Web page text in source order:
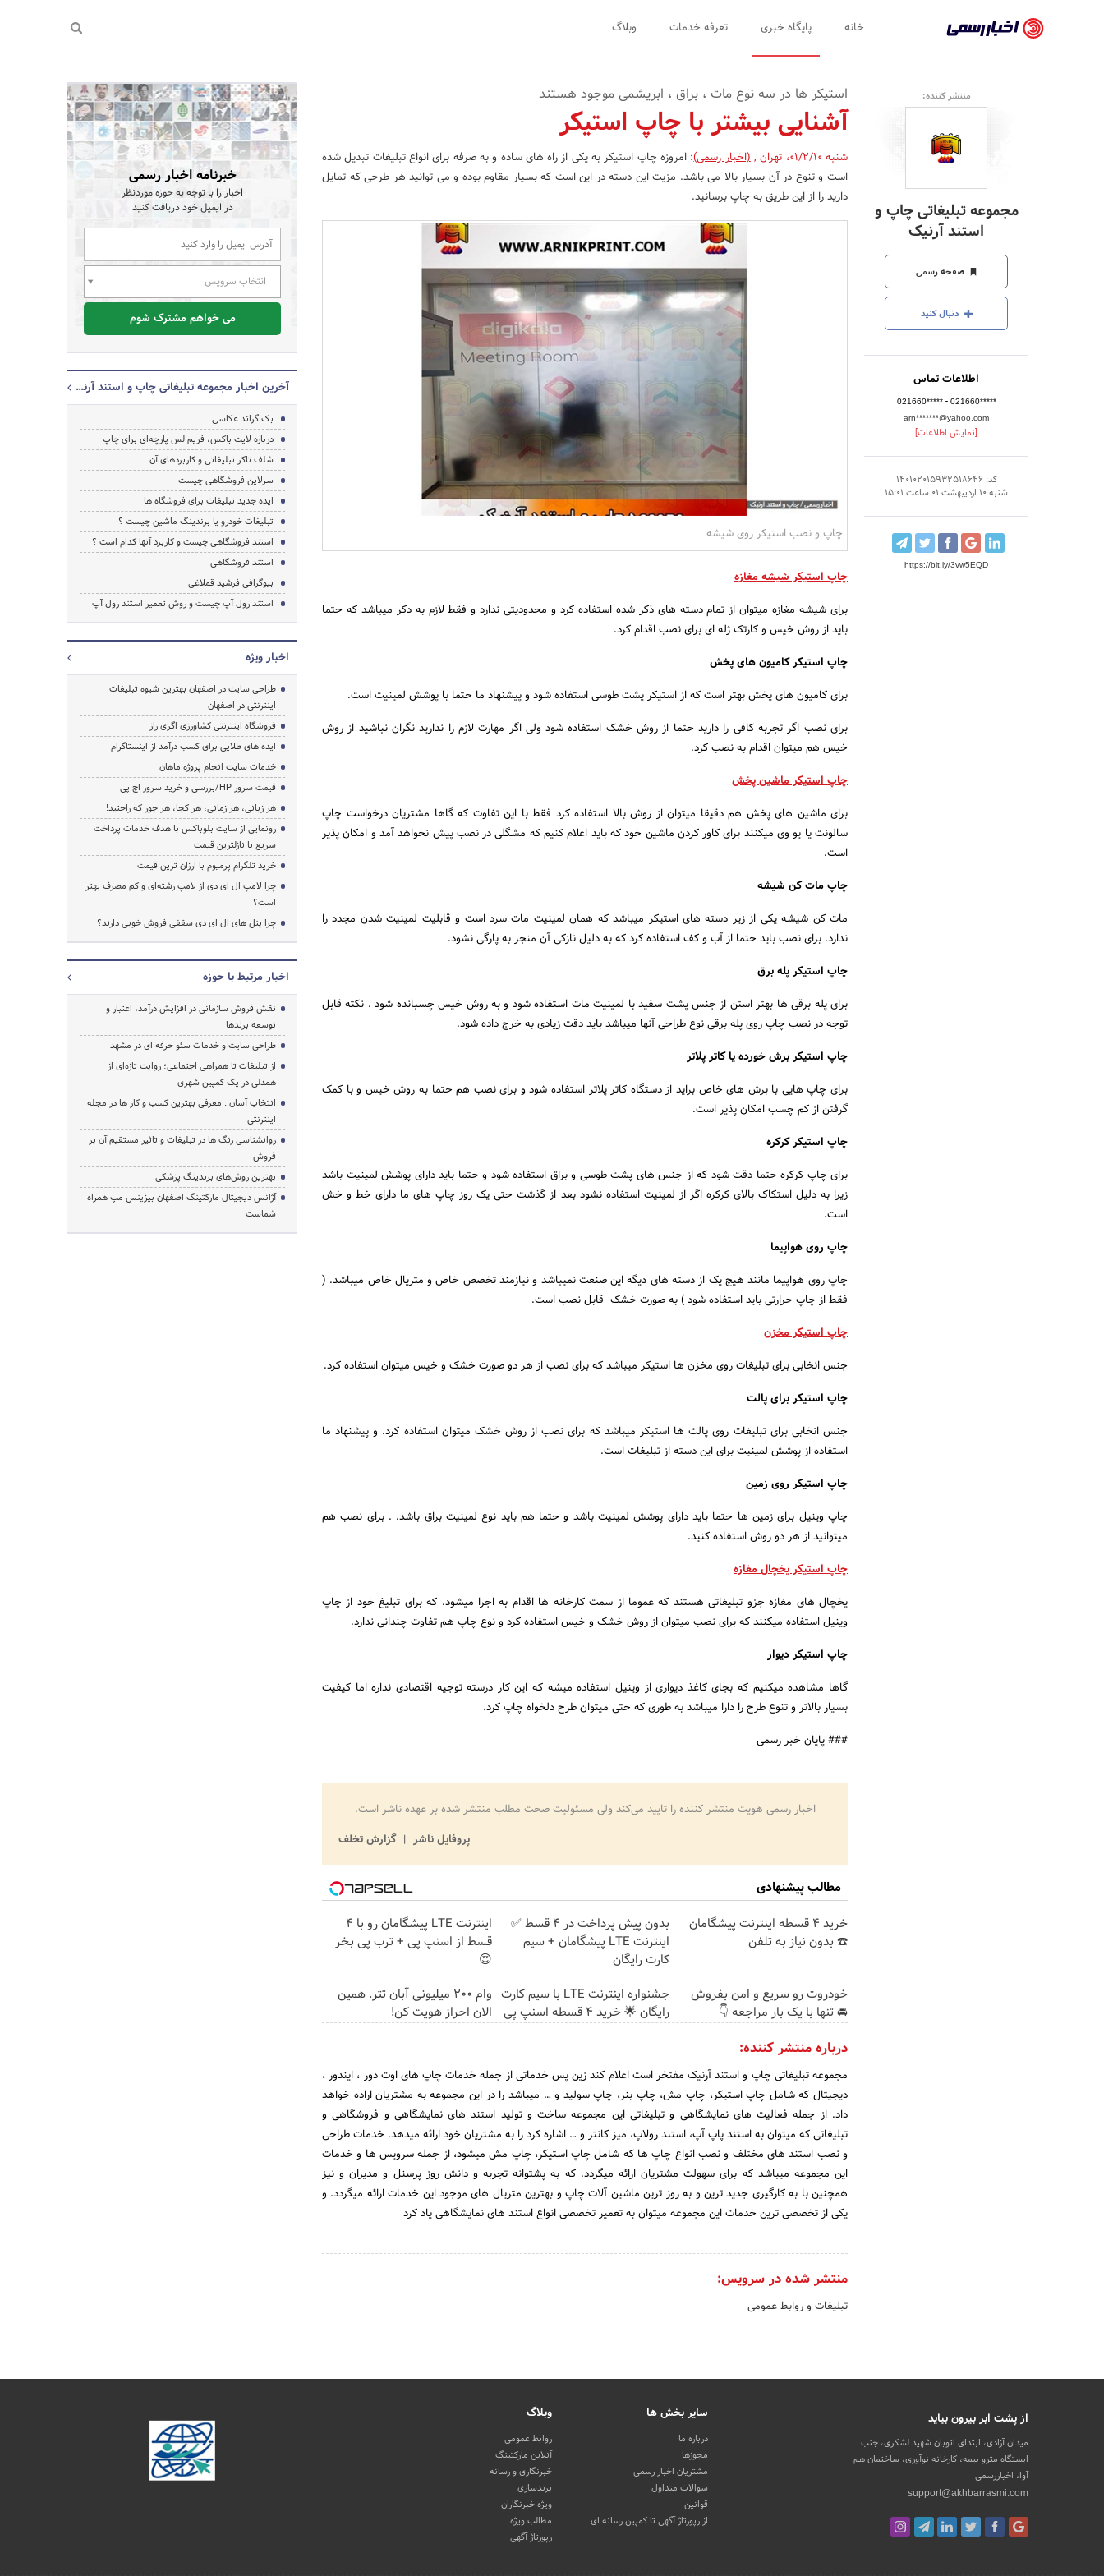
رسمی
-
اخبار
تایید
شده
شرکت‌ها،
سازمان‌ها
و
روابط
عمومی‌ها
خانه پایگاه خبری تعرفه خدمات وبلاگ
جستجو
منتشر کننده:
مجموعه تبلیغاتی چاپ و
استند آرنیک
صفحه رسمی
دنبال کنید
اطلاعات تماس
021660***** - 021660*****
arn*******@yahoo.com
[نمایش اطلاعات]
کد: 140102015932518646
شنبه 10 اردیبهشت 01 ساعت 15:01
https://bit.ly/3vw5EQD
استیکر ها در سه نوع مات ، براق ، ابریشمی موجود هستند
آشنایی بیشتر با چاپ استیکر
شنبه 01/2/10 ، تهران ,(اخبار رسمی): امروزه چاپ استیکر به یکی از راه های ساده و به صرفه برای انواع تبلیغات تبدیل شده
است و تنوع در آن بسیار بالا می باشد. مزیت این دسته در این است که بسیار مقاوم بوده و می توانید هر طرحی که تمایل
دارید را از این طریق به چاپ برسانید.
چاپ و نصب استیکر روی شیشه
چاپ استیکر شیشه مغازه
برای شیشه مغازه میتوان از تمام دسته های ذکر شده استفاده کرد و محدودیتی ندارد و فقط لازم به دکر میباشد که حتما
باید از روش خیس و کارتک ژله ای برای نصب اقدام کرد.
چاپ استیکر کامیون های پخش
برای کامیون های پخش بهتر است که از استیکر پشت طوسی استفاده شود و پیشنهاد ما حتما با پوشش لمینیت است.
برای نصب اگر تجربه کافی را دارید حتما از روش خشک استفاده شود ولی اگر مهارت لازم را ندارید نگران نباشید از روش
خیس هم میتوان اقدام به نصب کرد.
چاپ استیکر ماشین پخش
برای ماشین های پخش هم دقیقا میتوان از روش بالا استفاده کرد فقط با این تفاوت که گاها مشتریان درخواست چاپ
سالونت یا یو وی میکنند برای کاور کردن ماشین خود که باید اعلام کنیم که مشگلی در نصب پیش نخواهد آمد و امکان پذیر
است.
چاپ مات کن شیشه
مات کن شیشه یکی از زیر دسته های استیکر میباشد که همان لمینیت مات سرد است و قابلیت لمینیت شدن مجدد را
ندارد. برای نصب باید حتما از آب و کف استفاده کرد که به دلیل نازکی آن منجر به پارگی نشود.
چاپ استیکر پله برق
برای پله برقی ها بهتر استن از جنس پشت سفید با لمینیت مات استفاده شود و به روش خیس چسبانده شود . نکته قابل
توجه در نصب چاپ روی پله برقی نوع طراحی آنها میباشد باید دقت زیادی به خرج داده شود.
چاپ استیکر برش خورده یا کاتر پلاتر
برای چاپ هایی با برش های خاص براید از دستگاه کاتر پلاتر استفاده شود و برای نصب هم حتما به روش خیس و با کمک
گرفتن از کم چسب امکان پذیر است.
چاپ استیکر کرکره
برای چاپ کرکره حتما دقت شود که از جنس های پشت طوسی و براق استفاده شود و حتما باید دارای پوشش لمینیت باشد
زیرا به دلیل استکاک بالای کرکره اگر از لمینیت استفاده نشود بعد از گذشت حتی یک روز چاپ های ما دارای خط و خش
است.
چاپ روی هواپیما
چاپ روی هواپیما مانند هیچ یک از دسته های دیگه این صنعت نمیباشد و نیازمند تخصص خاص و متریال خاص میباشد. (
فقط از چاپ حرارتی باید استفاده شود ) به صورت خشک قابل نصب است.
چاپ استیکر مخزن
جنس انخابی برای تبلیغات روی مخزن ها استیکر میباشد که برای نصب از هر دو صورت خشک و خیس میتوان استفاده کرد.
چاپ استیکر برای پالت
جنس انخابی برای تبلیغات روی پالت ها استیکر میباشد که برای نصب از روش خشک میتوان استفاده کرد. و پیشنهاد ما
استفاده از پوشش لمینیت برای این دسته از تبلیغات است.
چاپ استیکر روی زمین
چاپ وینیل برای زمین ها حتما باید دارای پوشش لمینیت باشد و حتما هم باید نوع لمینیت براق باشد. . برای نصب هم
میتوانید از هر دو روش استفاده کنید.
چاپ استیکر یخچال مغازه
یخچال های مغازه جزو تبلیغاتی هستند که عموما از سمت کارخانه ها اقدام به اجرا میشود. که برای تبلیغ خود از چاپ
وینیل استفاده میکنند که برای نصب میتوان از روش خشک و خیس استفاده کرد و نوع چاپ هم تفاوت چندانی ندارد.
چاپ استیکر دیوار
گاها مشاهده میکنیم که بجای کاغذ دیواری از وینیل استفاده میشه که این کار درسته توجیه اقتصادی نداره اما کیفیت
بسیار بالاتر و تنوع طرح را دارا میباشد به طوری که حتی میتوان طرح دلخواه چاپ کرد.
### پایان خبر رسمی
اخبار رسمی هویت منتشر کننده را تایید می‌کند ولی مسئولیت صحت مطلب منتشر شده بر عهده ناشر است.
پروفایل ناشر
گزارش تخلف
مطالب پیشنهادی
خرید 4 قسطه اینترنت پیشگامان
☎️ بدون نیاز به تلفن
بدون پیش پرداخت در 4 قسط ✅
اینترنت LTE پیشگامان + سیم
کارت رایگان
اینترنت LTE پیشگامان رو با 4
قسط از اسنپ پی + ترب پی بخر
😍
خودروت رو سریع و امن بفروش
🚘 تنها با یک بار مراجعه 👇
جشنواره اینترنت LTE با سیم کارت
رایگان 🌟 خرید 4 قسطه اسنپ پی
وام 200 میلیونی آبان تتر. همین
الان احراز هویت کن!
درباره منتشر کننده:
مجموعه تبلیغاتی چاپ و استند آرنیک مفتخر است اعلام کند زین پس خدماتی از جمله خدمات چاپ های اوت دور ، ایندور ،
دیجیتال که شامل چاپ استیکر، چاپ مش، چاپ بنر، چاپ سولید و … میباشد را در این مجموعه به مشتریان اراده خواهد
داد. از جمله فعالیت های نمایشگاهی و تبلیغاتی این مجموعه ساخت و تولید استند های نمایشگاهی و فروشگاهی و
تبلیغاتی که میتوان به استند پاپ آپ، استند رولاپ، میز کانتر و … اشاره کرد را به مشتریان خود ارائه میدهد. خدمات طراحی
و نصب استند های مختلف و نصب انواع چاپ ها که شامل چاپ استیکر، چاپ مش میشود، از جمله سرویس ها و خدمات
این مجموعه میباشد که برای سهولت مشتریان ارائه میگردد. که به پشتوانه تجربه و دانش روز پرسنل و مدیران و نیز
همچنین با به کارگیری جدید ترین و به روز ترین ماشین آلات چاپ و بهترین متریال های موجود این خدمات ارائه میگردد. و
یکی از تخصصی ترین خدمات این مجموعه میتوان به تعمیر تخصصی انواع استند های نمایشگاهی یاد کرد
منتشر شده در سرویس:
تبلیغات و روابط عمومی
خبرنامه اخبار رسمی
اخبار را با توجه به حوزه موردنظر
در ایمیل خود دریافت کنید
انتخاب سرویس
می خواهم مشترک شوم
آخرین اخبار مجموعه تبلیغاتی چاپ و استند آرنیک
بک گراند عکاسی
درباره لایت باکس، فریم لس پارچه‌ای برای چاپ
شلف تاکر تبلیغاتی و کاربردهای آن
سرلاین فروشگاهی چیست
ایده جدید تبلیغات برای فروشگاه ها
تبلیغات خودرو یا برندینگ ماشین چیست ؟
استند فروشگاهی چیست و کاربرد آنها کدام است ؟
استند فروشگاهی
بیوگرافی فرشید قملاغی
استند رول آپ چیست و روش تعمیر استند رول آپ
اخبار ویژه
طراحی سایت در اصفهان بهترین شیوه تبلیغات
اینترنتی در اصفهان
فروشگاه اینترنتی کشاورزی اگری راز
ایده های طلایی برای کسب درآمد از اینستاگرام
خدمات سایت انجام پروژه ماهان
قیمت سرور HP/بررسی و خرید سرور اچ پی
هر زبانی، هر زمانی، هر کجا، هر جور که راحتید!
رونمایی از سایت بلوباکس با هدف خدمات پرداخت
سریع با نازلترین قیمت
خرید تلگرام پرمیوم با ارزان ترین قیمت
چرا لامپ ال ای دی از لامپ رشته‌ای و کم مصرف بهتر
است؟
چرا پنل های ال ای دی سقفی فروش خوبی دارند؟
اخبار مرتبط با حوزه
نقش فروش سازمانی در افزایش درآمد، اعتبار و
توسعه برندها
طراحی سایت و خدمات سئو حرفه ای در مشهد
از تبلیغات تا همراهی اجتماعی؛ روایت تازه‌ای از
همدلی در یک کمپین شهری
انتخاب آسان : معرفی بهترین کسب و کار ها در مجله
اینترنتی
روانشناسی رنگ ها در تبلیغات و تاثیر مستقیم آن بر
فروش
بهترین روش‌های برندینگ پزشکی
آژانس دیجیتال مارکتینگ اصفهان بیزینس مپ همراه
شماست
از پشت ابر بیرون بیاید
میدان آزادی، ابتدای اتوبان شهید لشکری، جنب
ایستگاه مترو بیمه، کارخانه نوآوری، ساختمان هم
آوا، اخباررسمی
support@akhbarrasmi.com
سایر بخش ها
درباره ما
مجوزها
مشتریان اخبار رسمی
سوالات متداول
قوانین
از رپورتاژ آگهی تا کمپین رسانه ای
وبلاگ
روابط عمومی
آنلاین مارکتینگ
خبرنگاری و رسانه
برندسازی
ویژه خبرنگاران
مطالب ویژه
رپورتاژ آگهی